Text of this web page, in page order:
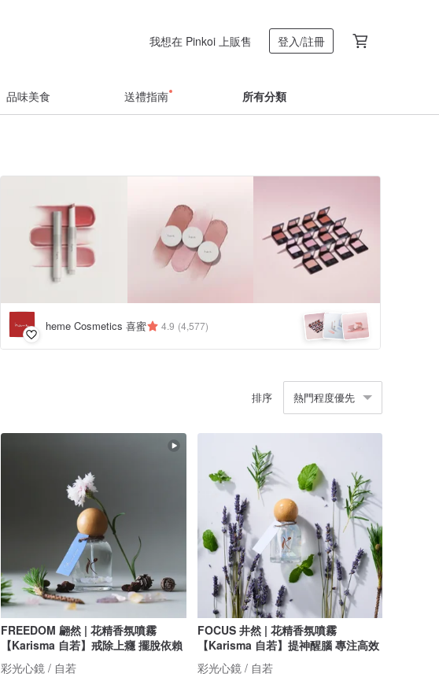
我想在 Pinkoi 上販售 登入/註冊
品味美食 送禮指南 所有分類
heme Cosmetics 喜蜜 4.9 (4,577)
排序 熱門程度優先
FREEDOM 翩然 | 花精香氛噴霧
【Karisma 自若】戒除上癮 擺脫依賴
彩光心鏡 / 自若
FOCUS 井然 | 花精香氛噴霧
【Karisma 自若】提神醒腦 專注高效
彩光心鏡 / 自若